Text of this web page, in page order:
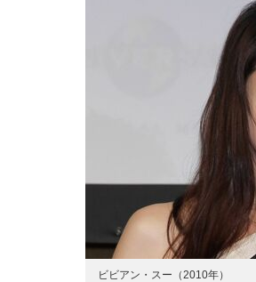
ビビアン・スー（2010年）